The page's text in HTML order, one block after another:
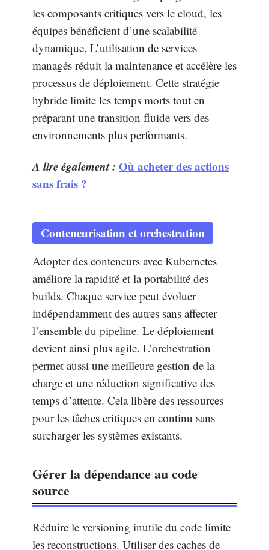
les composants critiques vers le cloud, les
équipes bénéficient d’une scalabilité
dynamique. L’utilisation de services
managés réduit la maintenance et accélère les
processus de déploiement. Cette stratégie
hybride limite les temps morts tout en
préparant une transition fluide vers des
environnements plus performants.
A lire également : Où acheter des actions
sans frais ?
Conteneurisation et orchestration
Adopter des conteneurs avec Kubernetes
améliore la rapidité et la portabilité des
builds. Chaque service peut évoluer
indépendamment des autres sans affecter
l’ensemble du pipeline. Le déploiement
devient ainsi plus agile. L’orchestration
permet aussi une meilleure gestion de la
charge et une réduction significative des
temps d’attente. Cela libère des ressources
pour les tâches critiques en continu sans
surcharger les systèmes existants.
Gérer la dépendance au code
source
Réduire le versioning inutile du code limite
les reconstructions. Utiliser des caches de